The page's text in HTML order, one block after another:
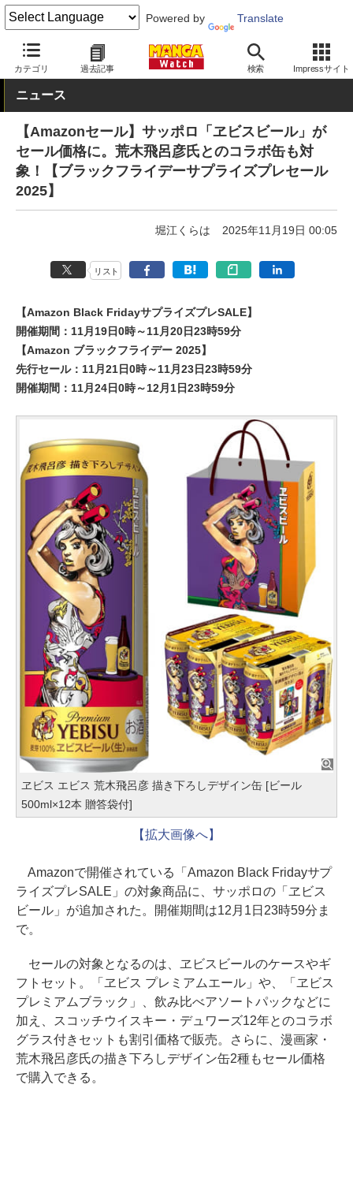
Powered by Translate
カテゴリ 過去記事 検索 Impressサイト
MANGA Watch セール
ニュース
【Amazonセール】サッポロ「ヱビスビール」が
セール価格に。荒木飛呂彦氏とのコラボ缶も対
象！【ブラックフライデーサプライズプレセール
2025】
堀江くらは 2025年11月19日 00:05
リスト
【Amazon Black FridayサプライズプレSALE】
開催期間：11月19日0時～11月20日23時59分
【Amazon ブラックフライデー 2025】
先行セール：11月21日0時～11月23日23時59分
開催期間：11月24日0時～12月1日23時59分
ヱビス エビス 荒木飛呂彦 描き下ろしデザイン缶 [ビール
500ml×12本 贈答袋付]
【拡大画像へ】
Amazonで開催されている「Amazon Black Fridayサプ
ライズプレSALE」の対象商品に、サッポロの「ヱビス
ビール」が追加された。開催期間は12月1日23時59分ま
で。
セールの対象となるのは、ヱビスビールのケースやギ
フトセット。「ヱビス プレミアムエール」や、「ヱビス
プレミアムブラック」、飲み比べアソートパックなどに
加え、スコッチウイスキー・デュワーズ12年とのコラボ
グラス付きセットも割引価格で販売。さらに、漫画家・
荒木飛呂彦氏の描き下ろしデザイン缶2種もセール価格
で購入できる。